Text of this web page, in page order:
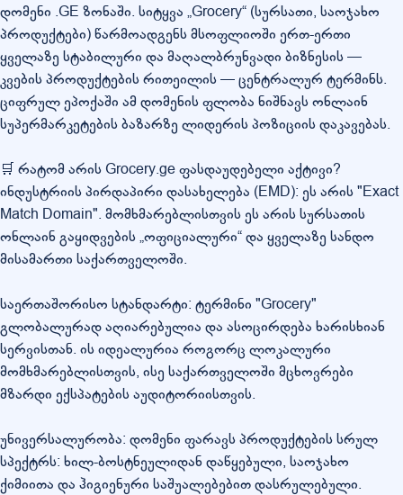
დომენი .GE ზონაში. სიტყვა „Grocery“ (სურსათი, საოჯახო
პროდუქტები) წარმოადგენს მსოფლიოში ერთ-ერთი
ყველაზე სტაბილური და მაღალბრუნვადი ბიზნესის —
კვების პროდუქტების რითეილის — ცენტრალურ ტერმინს.
ციფრულ ეპოქაში ამ დომენის ფლობა ნიშნავს ონლაინ
სუპერმარკეტების ბაზარზე ლიდერის პოზიციის დაკავებას.
🛒 რატომ არის Grocery.ge ფასდაუდებელი აქტივი?
ინდუსტრიის პირდაპირი დასახელება (EMD): ეს არის "Exact
Match Domain". მომხმარებლისთვის ეს არის სურსათის
ონლაინ გაყიდვების „ოფიციალური“ და ყველაზე სანდო
მისამართი საქართველოში.
საერთაშორისო სტანდარტი: ტერმინი "Grocery"
გლობალურად აღიარებულია და ასოცირდება ხარისხიან
სერვისთან. ის იდეალურია როგორც ლოკალური
მომხმარებლისთვის, ისე საქართველოში მცხოვრები
მზარდი ექსპატების აუდიტორიისთვის.
უნივერსალურობა: დომენი ფარავს პროდუქტების სრულ
სპექტრს: ხილ-ბოსტნეულიდან დაწყებული, საოჯახო
ქიმიითა და ჰიგიენური საშუალებებით დასრულებული.